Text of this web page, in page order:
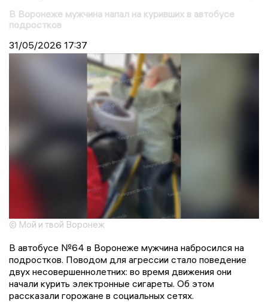
В Воронеже мужчина напал на куривших в автобусе
подростков
31/05/2026 17:37
© Мой и твой Воронеж
В автобусе №64 в Воронеже мужчина набросился на
подростков. Поводом для агрессии стало поведение
двух несовершеннолетних: во время движения они
начали курить электронные сигареты. Об этом
рассказали горожане в социальных сетях.